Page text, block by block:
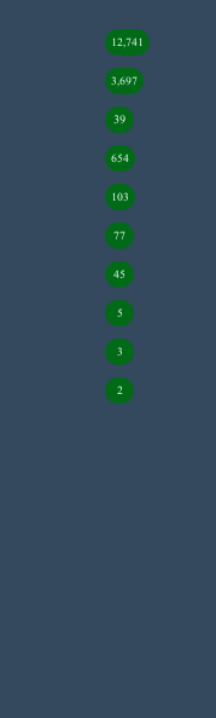
12,741
3,697
39
654
103
77
45
5
3
2